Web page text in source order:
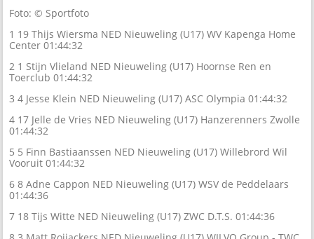
Foto: © Sportfoto
1 19 Thijs Wiersma NED Nieuweling (U17) WV Kapenga Home
Center 01:44:32
2 1 Stijn Vlieland NED Nieuweling (U17) Hoornse Ren en
Toerclub 01:44:32
3 4 Jesse Klein NED Nieuweling (U17) ASC Olympia 01:44:32
4 17 Jelle de Vries NED Nieuweling (U17) Hanzerenners Zwolle
01:44:32
5 5 Finn Bastiaanssen NED Nieuweling (U17) Willebrord Wil
Vooruit 01:44:32
6 8 Adne Cappon NED Nieuweling (U17) WSV de Peddelaars
01:44:36
7 18 Tijs Witte NED Nieuweling (U17) ZWC D.T.S. 01:44:36